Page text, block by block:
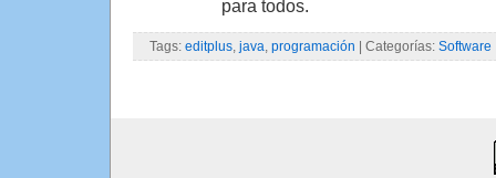
para todos.
Tags: editplus, java, programación | Categorías: Software